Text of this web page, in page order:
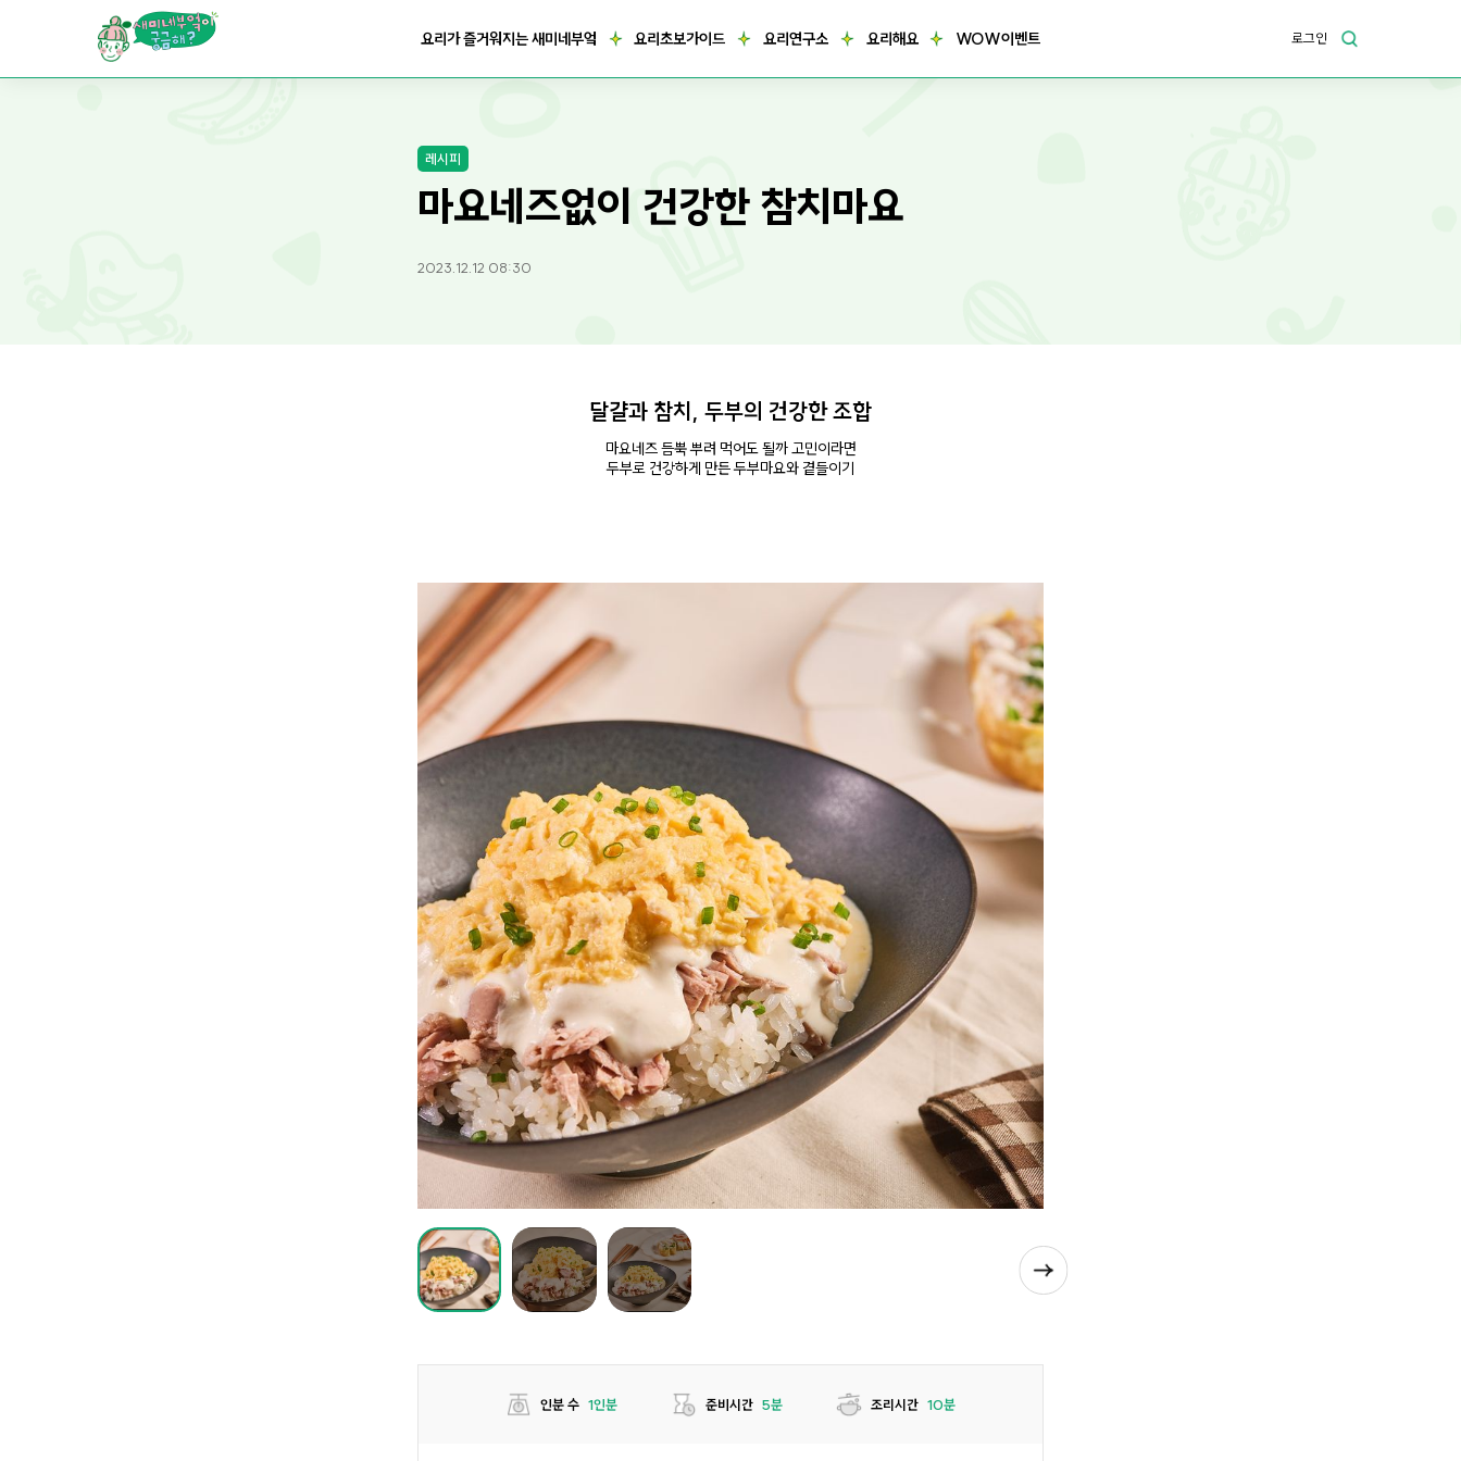
요리가 즐거워지는 새미네부엌 요리초보가이드 요리연구소 요리해요 WOW이벤트 로그인
레시피
마요네즈없이 건강한 참치마요
2023.12.12 08:30
달걀과 참치, 두부의 건강한 조합
마요네즈 듬뿍 뿌려 먹어도 될까 고민이라면
두부로 건강하게 만든 두부마요와 곁들이기
인분 수 1인분 준비시간 5분 조리시간 10분